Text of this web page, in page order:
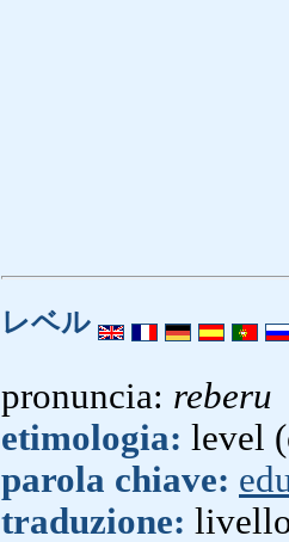
レベル
pronuncia: reberu
etimologia: level
parola chiave:
traduzione: